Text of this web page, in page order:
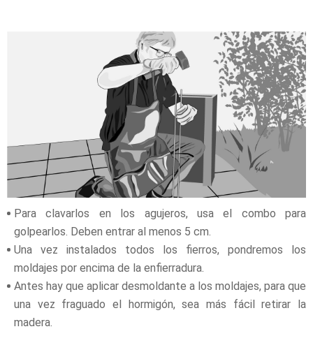
Para clavarlos en los agujeros, usa el combo para
golpearlos. Deben entrar al menos 5 cm.
Una vez instalados todos los fierros, pondremos los
moldajes por encima de la enfierradura.
Antes hay que aplicar desmoldante a los moldajes, para que
una vez fraguado el hormigón, sea más fácil retirar la
madera.